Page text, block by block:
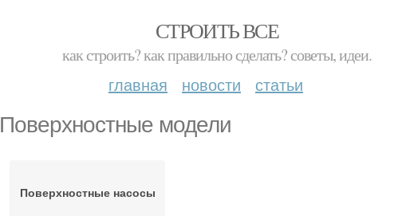
СТРОИТЬ ВСЕ
как строить? как правильно сделать? советы, идеи.
главная новости статьи
Поверхностные модели
Поверхностные насосы